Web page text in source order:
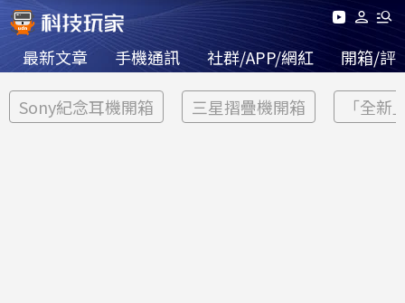
最新文章 手機通訊 社群/APP/網紅 開箱/評
Sony紀念耳機開箱 三星摺疊機開箱 「全新